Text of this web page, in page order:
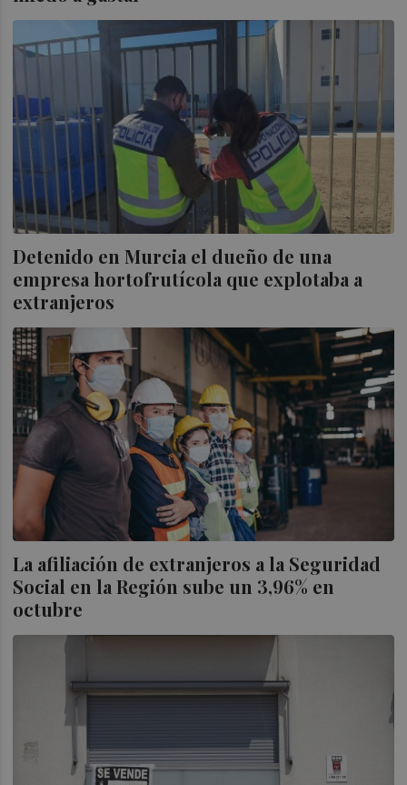
Detenido en Murcia el dueño de una
empresa hortofrutícola que explotaba a
extranjeros
La afiliación de extranjeros a la Seguridad
Social en la Región sube un 3,96% en
octubre